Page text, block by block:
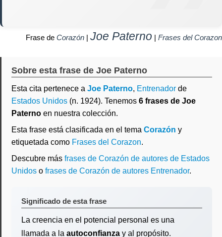
Frase de Corazón | Joe Paterno | Frases del Corazon
Sobre esta frase de Joe Paterno
Esta cita pertenece a Joe Paterno, Entrenador de
Estados Unidos (n. 1924). Tenemos 6 frases de Joe
Paterno en nuestra colección.
Esta frase está clasificada en el tema Corazón y
etiquetada como Frases del Corazon.
Descubre más frases de Corazón de autores de Estados
Unidos o frases de Corazón de autores Entrenador.
Significado de esta frase
La creencia en el potencial personal es una
llamada a la autoconfianza y al propósito.